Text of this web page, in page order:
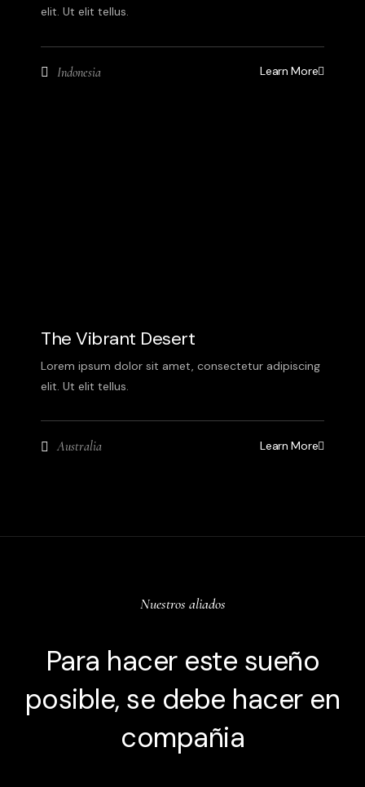
elit. Ut elit tellus.
Indonesia Learn More
The Vibrant Desert
Lorem ipsum dolor sit amet, consectetur adipiscing
elit. Ut elit tellus.
Australia Learn More
Nuestros aliados
Para hacer este sueño
posible, se debe hacer en
compañia